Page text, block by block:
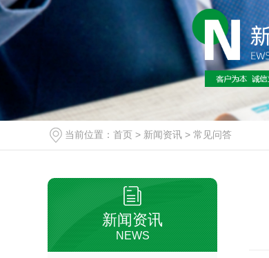
当前位置： 首页 > 新闻资讯 > 常见问答
新闻资讯
NEWS